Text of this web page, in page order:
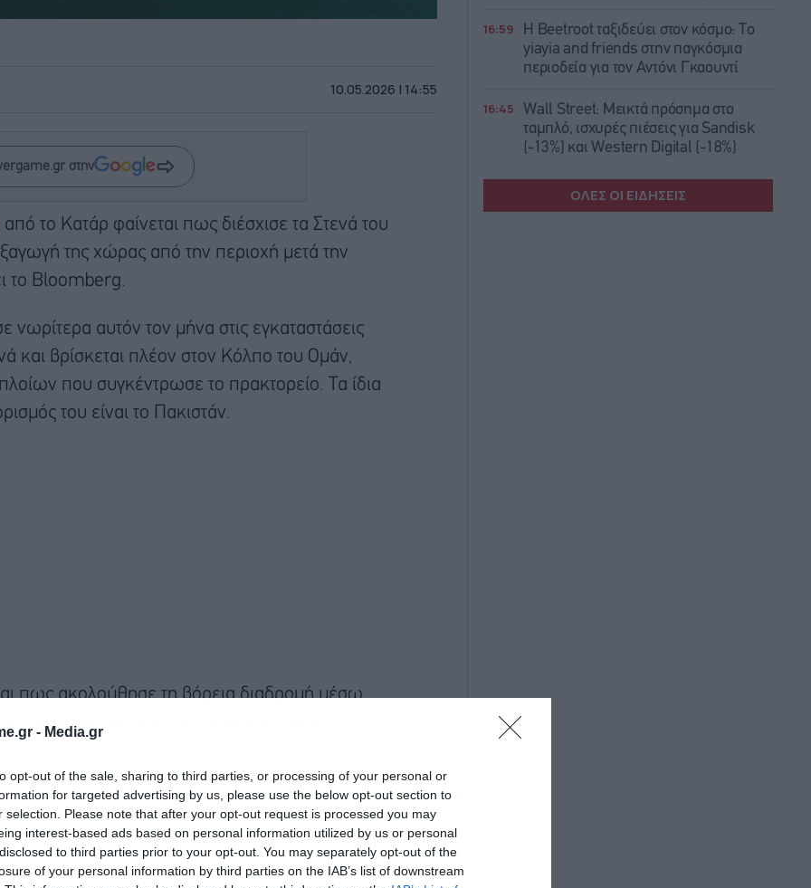
- Media.gr
opt-out of the sale, sharing to third parties, or processing of your personal or
for targeted advertising by us, please use the below opt-out section to
selection. Please note that after your opt-out request is processed you may
interest-based ads based on personal information utilized by us or personal
to third parties prior to your opt-out. You may separately opt-out of the
of your personal information by third parties on the IAB’s list of downstream
10.05.2026 | 14:55
στην
από το Κατάρ φαίνεται πως διέσχισε τα Στενά του
της χώρας από την περιοχή μετά την
το Bloomberg.
αυτόν τον μήνα στις εγκαταστάσεις
και βρίσκεται πλέον στον Κόλπο του Ομάν,
που συγκέντρωσε το πρακτορείο. Τα ίδια
του είναι το Πακιστάν.
πως ακολούθησε τη βόρεια διαδρομή μέσω
και κινείται κοντά στις ιρανικές
16:59
Η Beetroot ταξιδεύει στον κόσμο: Το
yiayia and friends στην παγκόσμια
περιοδεία για τον Αντόνι Γκαουντί
16:45
Wall Street: Μεικτά πρόσημα στο
ταμπλό, ισχυρές πιέσεις για Sandisk
(-13%) και Western Digital (-18%)
ΟΛΕΣ ΟΙ ΕΙΔΗΣΕΙΣ